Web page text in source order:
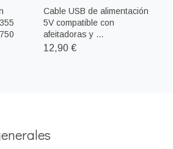
Cable USB de alimentación
5V compatible con
afeitadoras y ...
12,90 €